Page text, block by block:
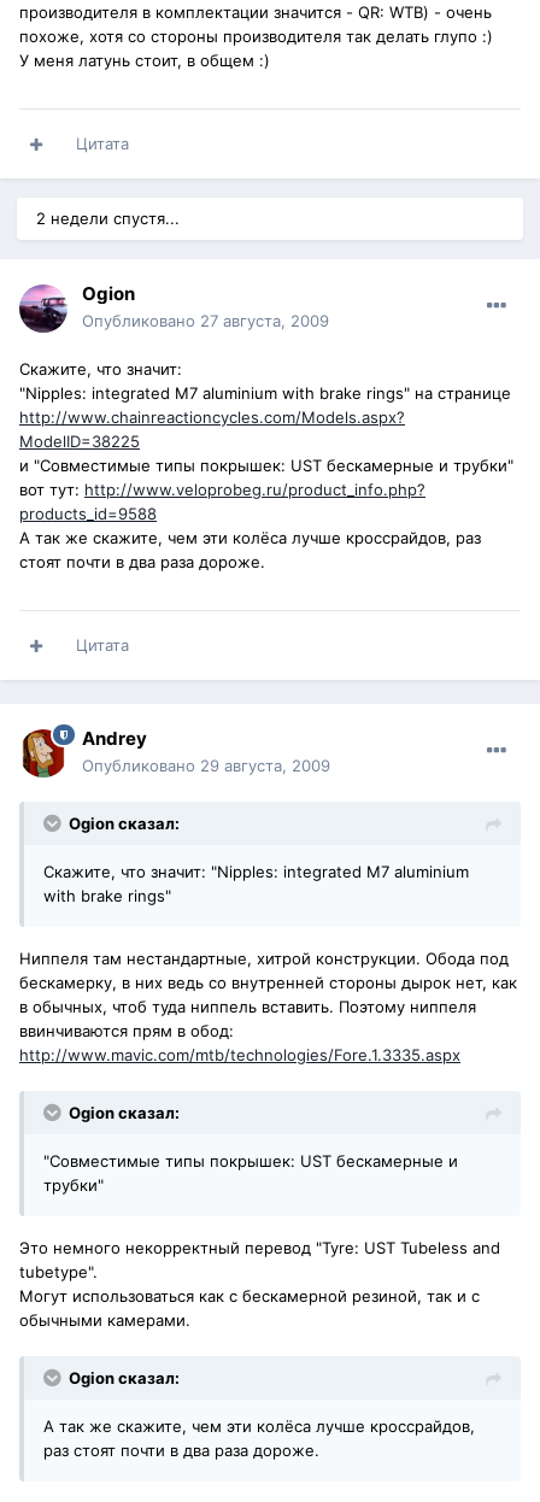
производителя в комплектации значится - QR: WTB) - очень
похоже, хотя со стороны производителя так делать глупо :)
У меня латунь стоит, в общем :)
Цитата
2 недели спустя...
Ogion
Опубликовано 27 августа, 2009
Скажите, что значит:
"Nipples: integrated M7 aluminium with brake rings" на странице
http://www.chainreactioncycles.com/Models.aspx?
ModelID=38225
и "Совместимые типы покрышек: UST бескамерные и трубки"
вот тут: http://www.veloprobeg.ru/product_info.php?
products_id=9588
А так же скажите, чем эти колёса лучше кроссрайдов, раз
стоят почти в два раза дороже.
Цитата
Andrey
Опубликовано 29 августа, 2009
Ogion сказал:
Скажите, что значит: "Nipples: integrated M7 aluminium
with brake rings"
Ниппеля там нестандартные, хитрой конструкции. Обода под
бескамерку, в них ведь со внутренней стороны дырок нет, как
в обычных, чтоб туда ниппель вставить. Поэтому ниппеля
ввинчиваются прям в обод:
http://www.mavic.com/mtb/technologies/Fore.1.3335.aspx
Ogion сказал:
"Совместимые типы покрышек: UST бескамерные и
трубки"
Это немного некорректный перевод "Tyre: UST Tubeless and
tubetype".
Могут использоваться как с бескамерной резиной, так и с
обычными камерами.
Ogion сказал:
А так же скажите, чем эти колёса лучше кроссрайдов,
раз стоят почти в два раза дороже.